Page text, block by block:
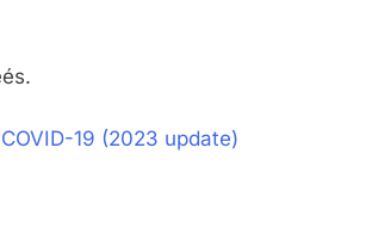
19 (2023 update)